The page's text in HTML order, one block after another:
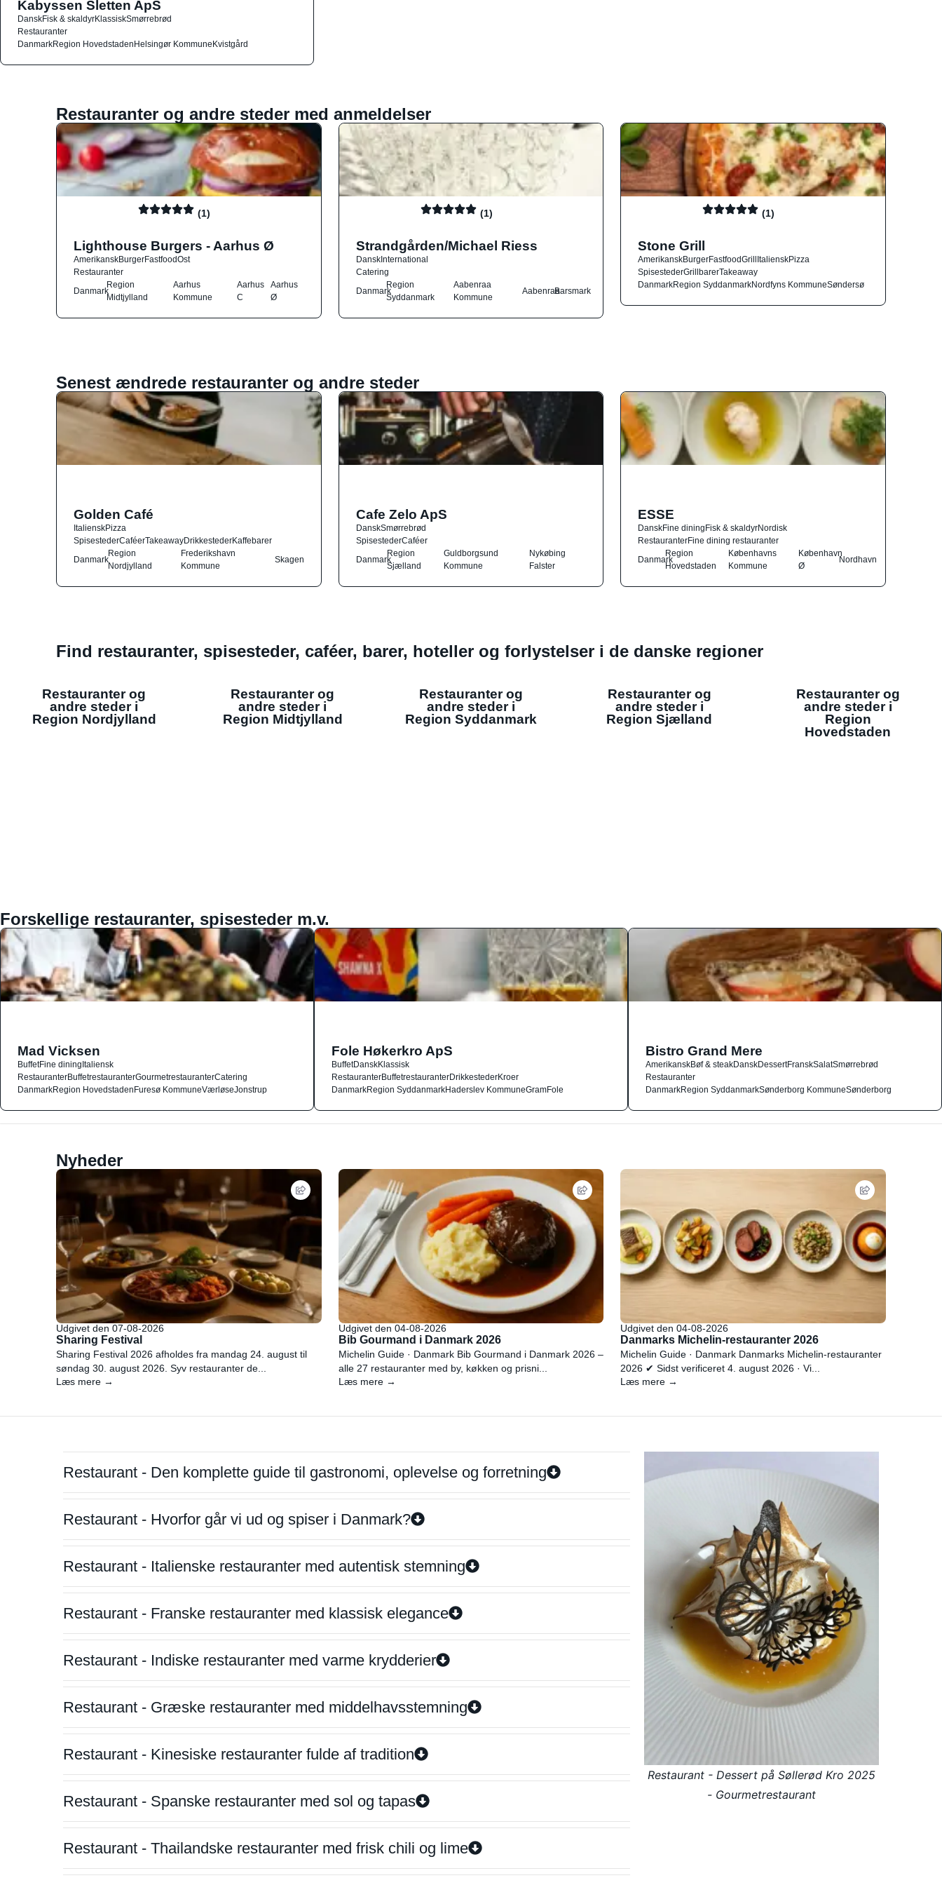
Kabyssen Sletten ApS
DanskFisk & skaldyrKlassiskSmørrebrød
Restauranter
DanmarkRegion HovedstadenHelsingør KommuneKvistgård
Restauranter og andre steder med anmeldelser
(1)
Lighthouse Burgers - Aarhus Ø
AmerikanskBurgerFastfoodOst
Restauranter
Danmark
Region
Midtjylland
Aarhus
Kommune
Aarhus
C
Aarhus
Ø
(1)
Strandgården/Michael Riess
DanskInternational
Catering
Danmark
Region
Syddanmark
Aabenraa
Kommune
AabenraaBarsmark
(1)
Stone Grill
AmerikanskBurgerFastfoodGrillItalienskPizza
SpisestederGrillbarerTakeaway
DanmarkRegion SyddanmarkNordfyns KommuneSøndersø
Senest ændrede restauranter og andre steder
Golden Café
ItalienskPizza
SpisestederCaféerTakeawayDrikkestederKaffebarer
Danmark
Region
Nordjylland
Frederikshavn
Kommune
Skagen
Cafe Zelo ApS
DanskSmørrebrød
SpisestederCaféer
Danmark
Region
Sjælland
Guldborgsund
Kommune
Nykøbing
Falster
ESSE
DanskFine diningFisk & skaldyrNordisk
RestauranterFine dining restauranter
Danmark
Region
Hovedstaden
Københavns
Kommune
København
Ø
Nordhavn
Find restauranter, spisesteder, caféer, barer, hoteller og forlystelser i de danske regioner
Restauranter og
andre steder i
Region Nordjylland
Restauranter og
andre steder i
Region Midtjylland
Restauranter og
andre steder i
Region Syddanmark
Restauranter og
andre steder i
Region Sjælland
Restauranter og
andre steder i
Region
Hovedstaden
Forskellige restauranter, spisesteder m.v.
Mad Vicksen
BuffetFine diningItaliensk
RestauranterBuffetrestauranterGourmetrestauranterCatering
DanmarkRegion HovedstadenFuresø KommuneVærløseJonstrup
Fole Høkerkro ApS
BuffetDanskKlassisk
RestauranterBuffetrestauranterDrikkestederKroer
DanmarkRegion SyddanmarkHaderslev KommuneGramFole
Bistro Grand Mere
AmerikanskBøf & steakDanskDessertFranskSalatSmørrebrød
Restauranter
DanmarkRegion SyddanmarkSønderborg KommuneSønderborg
Nyheder
Udgivet den 07-08-2026
Sharing Festival
Sharing Festival 2026 afholdes fra mandag 24. august til
søndag 30. august 2026. Syv restauranter de...
Læs mere →
Udgivet den 04-08-2026
Bib Gourmand i Danmark 2026
Michelin Guide · Danmark Bib Gourmand i Danmark 2026 –
alle 27 restauranter med by, køkken og prisni...
Læs mere →
Udgivet den 04-08-2026
Danmarks Michelin-restauranter 2026
Michelin Guide · Danmark Danmarks Michelin-restauranter
2026 ✔ Sidst verificeret 4. august 2026 · Vi...
Læs mere →
Restaurant - Den komplette guide til gastronomi, oplevelse og forretning
Restaurant - Hvorfor går vi ud og spiser i Danmark?
Restaurant - Italienske restauranter med autentisk stemning
Restaurant - Franske restauranter med klassisk elegance
Restaurant - Indiske restauranter med varme krydderier
Restaurant - Græske restauranter med middelhavsstemning
Restaurant - Kinesiske restauranter fulde af tradition
Restaurant - Spanske restauranter med sol og tapas
Restaurant - Thailandske restauranter med frisk chili og lime
Restaurant - Dessert på Søllerød Kro 2025
- Gourmetrestaurant